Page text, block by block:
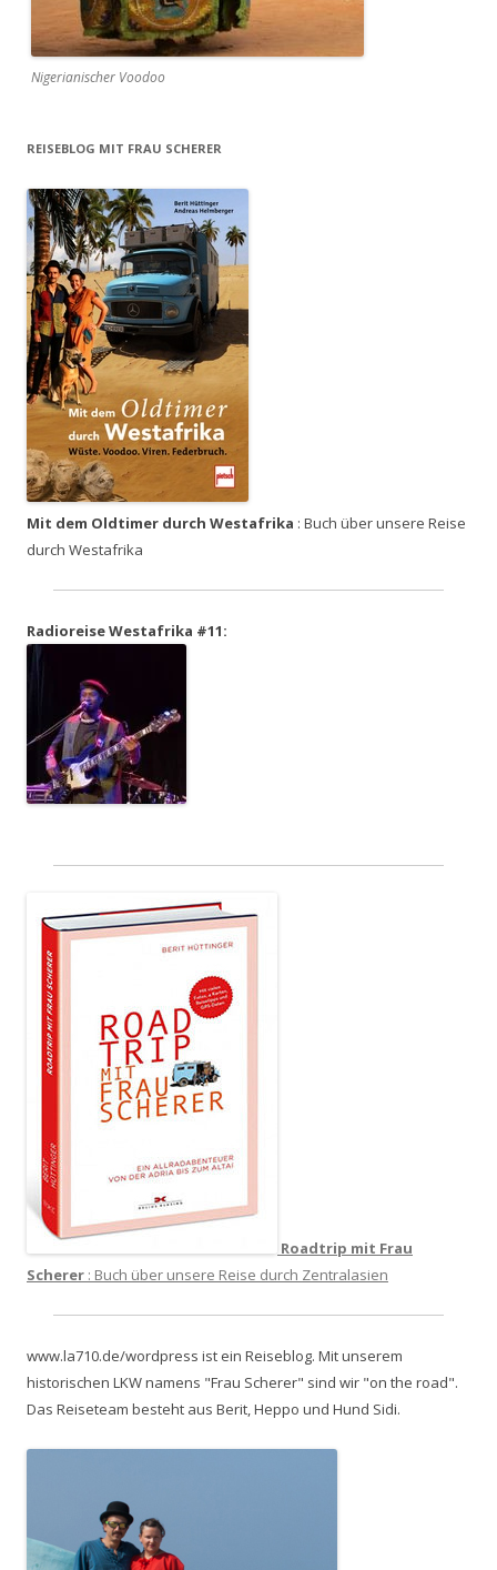
Nigerianischer Voodoo
REISEBLOG MIT FRAU SCHERER
Mit dem Oldtimer durch Westafrika : Buch über unsere Reise
durch Westafrika
Radioreise Westafrika #11:
Roadtrip mit Frau
Scherer : Buch über unsere Reise durch Zentralasien
www.la710.de/wordpress ist ein Reiseblog. Mit unserem
historischen LKW namens "Frau Scherer" sind wir "on the road".
Das Reiseteam besteht aus Berit, Heppo und Hund Sidi.